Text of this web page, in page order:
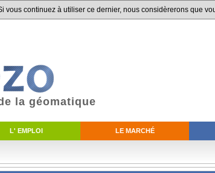
continuez à utiliser ce dernier, nous considèrerons que
L' EMPLOI LE MARCHÉ
la géomatique